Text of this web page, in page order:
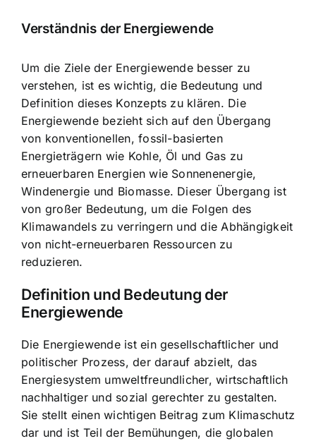
Verständnis der Energiewende
Um die Ziele der Energiewende besser zu
verstehen, ist es wichtig, die Bedeutung und
Definition dieses Konzepts zu klären. Die
Energiewende bezieht sich auf den Übergang
von konventionellen, fossil-basierten
Energieträgern wie Kohle, Öl und Gas zu
erneuerbaren Energien wie Sonnenenergie,
Windenergie und Biomasse. Dieser Übergang ist
von großer Bedeutung, um die Folgen des
Klimawandels zu verringern und die Abhängigkeit
von nicht-erneuerbaren Ressourcen zu
reduzieren.
Definition und Bedeutung der
Energiewende
Die Energiewende ist eingesellschaftlicher und
politischer Prozess, der darauf abzielt, das
Energiesystem umweltfreundlicher, wirtschaftlich
nachhaltiger und sozial gerechter zu gestalten.
Sie stellt einen wichtigen Beitrag zum Klimaschutz
dar und ist Teil der Bemühungen, die globalen